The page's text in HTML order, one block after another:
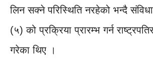
लिन सक्ने परिस्थिति नरहेको भन्दै
(५) को प्रक्रिया प्रारम्भ गर्न
गरेका थिए ।